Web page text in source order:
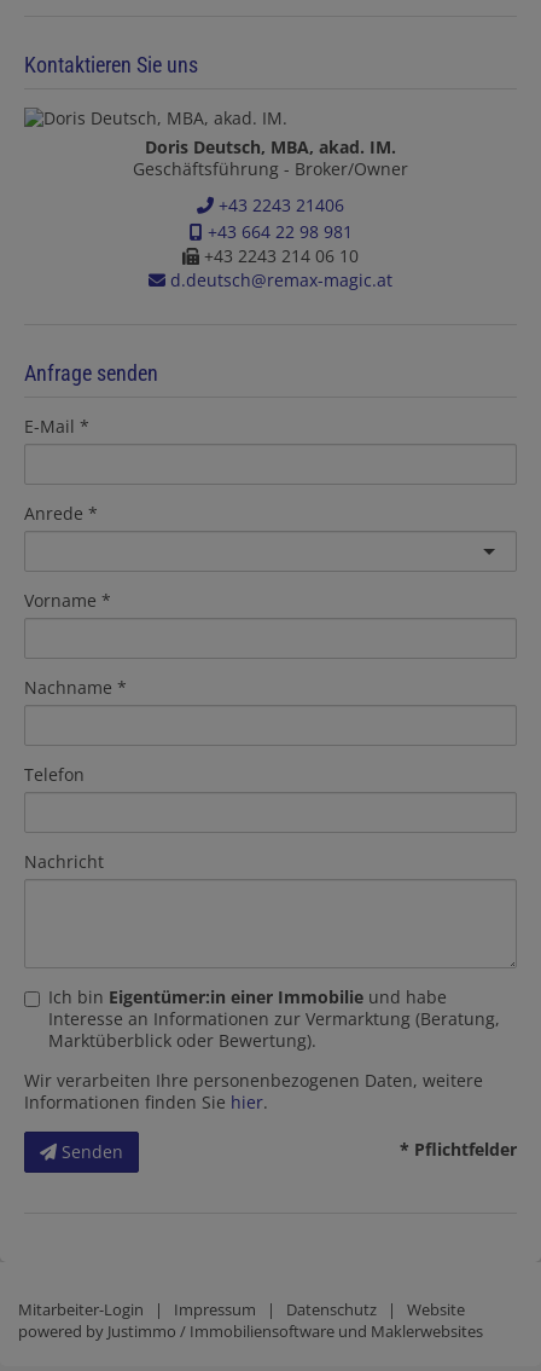
Kontaktieren Sie uns
Doris Deutsch, MBA, akad. IM.
Geschäftsführung - Broker/Owner
+43 2243 21406
+43 664 22 98 981
+43 2243 214 06 10
d.deutsch@remax-magic.at
Anfrage senden
E-Mail
Anrede
Vorname
Nachname
Telefon
Nachricht
Ich bin Eigentümer:in einer Immobilie und habe
Interesse an Informationen zur Vermarktung (Beratung,
Marktüberblick oder Bewertung).
Wir verarbeiten Ihre personenbezogenen Daten, weitere
Informationen finden Sie hier.
Senden * Pflichtfelder
Mitarbeiter-Login | Impressum | Datenschutz | Website
powered by Justimmo / Immobiliensoftware und Maklerwebsites